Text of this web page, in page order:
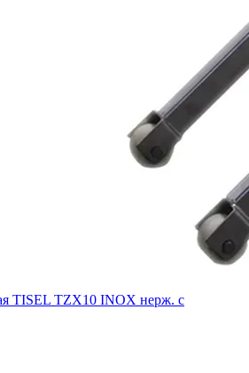
TISEL TZX10 INOX нерж. c